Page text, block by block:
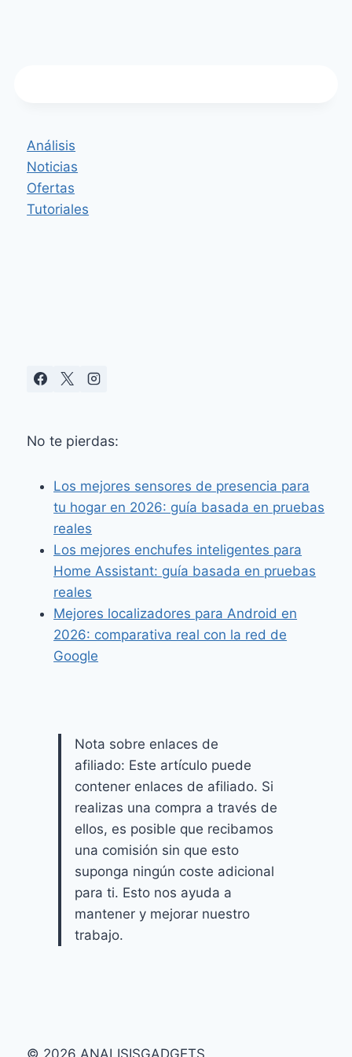
Análisis
Noticias
Ofertas
Tutoriales
No te pierdas:
Los mejores sensores de presencia para
tu hogar en 2026: guía basada en pruebas
reales
Los mejores enchufes inteligentes para
Home Assistant: guía basada en pruebas
reales
Mejores localizadores para Android en
2026: comparativa real con la red de
Google
Nota sobre enlaces de
afiliado: Este artículo puede
contener enlaces de afiliado. Si
realizas una compra a través de
ellos, es posible que recibamos
una comisión sin que esto
suponga ningún coste adicional
para ti. Esto nos ayuda a
mantener y mejorar nuestro
trabajo.